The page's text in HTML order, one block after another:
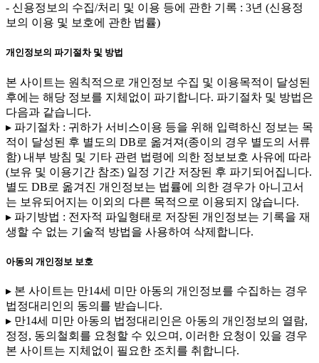
- 신용정보의 수집/처리 및 이용 등에 관한 기록 : 3년 (신용정
보의 이용 및 보호에 관한 법률)
개인정보의 파기절차 및 방법
본 사이트는 원칙적으로 개인정보 수집 및 이용목적이 달성된
후에는 해당 정보를 지체없이 파기합니다. 파기절차 및 방법은
다음과 같습니다.
▸ 파기절차 : 귀하가 서비스이용 등을 위해 입력하신 정보는 목
적이 달성된 후 별도의 DB로 옮겨져(종이의 경우 별도의 서류
함) 내부 방침 및 기타 관련 법령에 의한 정보보호 사유에 따라
(보유 및 이용기간 참조) 일정 기간 저장된 후 파기되어집니다.
별도 DB로 옮겨진 개인정보는 법률에 의한 경우가 아니고서
는 보유되어지는 이외의 다른 목적으로 이용되지 않습니다.
▸ 파기방법 : 전자적 파일형태로 저장된 개인정보는 기록을 재
생할 수 없는 기술적 방법을 사용하여 삭제합니다.
아동의 개인정보 보호
▸ 본 사이트는 만14세 미만 아동의 개인정보를 수집하는 경우
법정대리인의 동의를 받습니다.
▸ 만14세 미만 아동의 법정대리인은 아동의 개인정보의 열람,
정정, 동의철회를 요청할 수 있으며, 이러한 요청이 있을 경우
본 사이트는 지체없이 필요한 조치를 취합니다.